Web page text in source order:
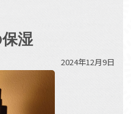
湿
2024年12月9日